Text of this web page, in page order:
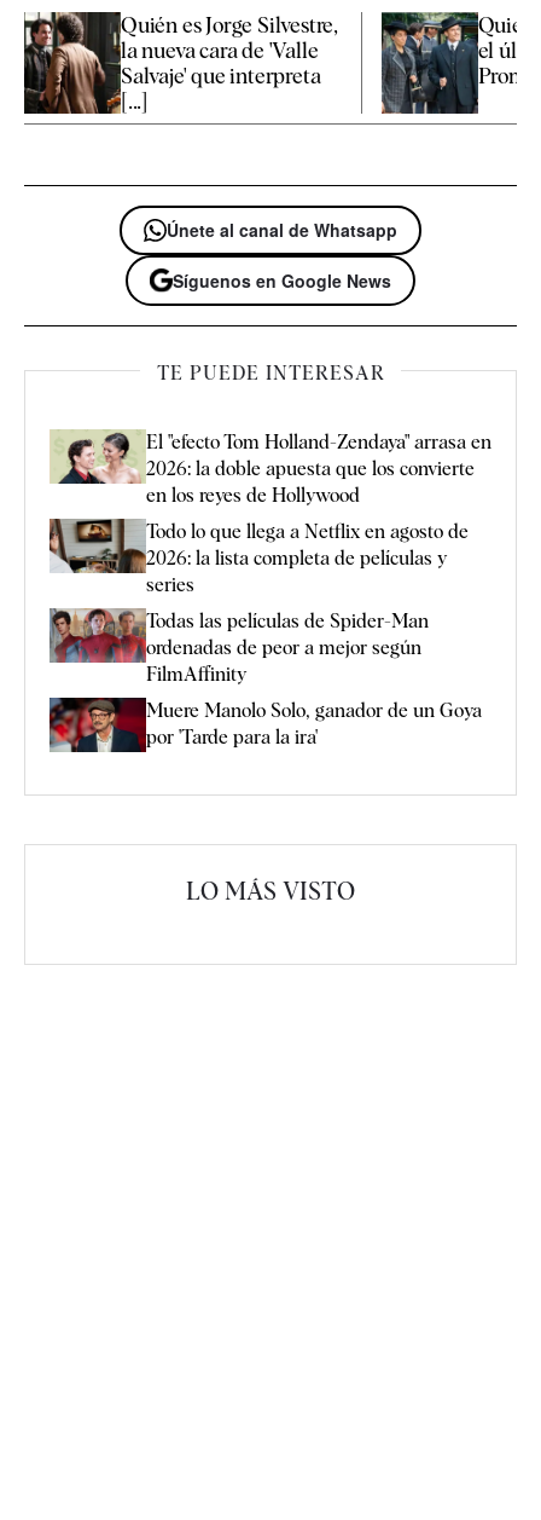
Quién es Jorge Silvestre,
la nueva cara de 'Valle
Salvaje' que interpreta
[...]
Quién
el
Únete al canal de Whatsapp
Síguenos en Google News
TE PUEDE INTERESAR
El "efecto Tom Holland-Zendaya" arrasa en
2026: la doble apuesta que los convierte
en los reyes de Hollywood
Todo lo que llega a Netflix en agosto de
2026: la lista completa de películas y
series
Todas las películas de Spider-Man
ordenadas de peor a mejor según
FilmAffinity
Muere Manolo Solo, ganador de un Goya
por 'Tarde para la ira'
LO MÁS VISTO